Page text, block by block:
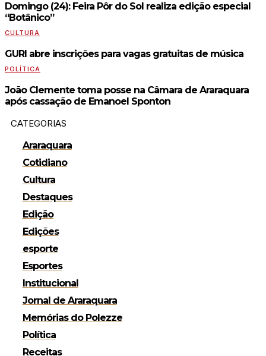
Domingo (24): Feira Pôr do Sol realiza edição especial
“Botânico”
CULTURA
GURI abre inscrições para vagas gratuitas de música
POLÍTICA
João Clemente toma posse na Câmara de Araraquara
após cassação de Emanoel Sponton
CATEGORIAS
Araraquara
Cotidiano
Cultura
Destaques
Edição
Edições
esporte
Esportes
Institucional
Jornal de Araraquara
Memórias do Polezze
Política
Receitas